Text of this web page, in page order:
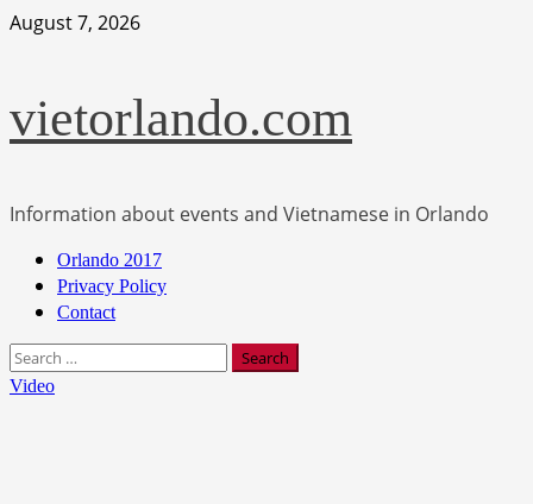
Skip
August 7, 2026
vietorlando.com
Information about events and Vietnamese in Orlando
Primary
Menu
Orlando 2017
Privacy Policy
Contact
Search
for:
Video